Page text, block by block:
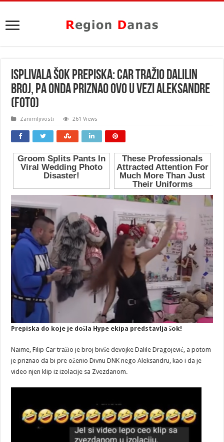
ISPLIVALA ŠOK PREPISKA: Car tražio Dalilin
broj, pa onda PRIZNAO OVO u vezi Aleksandre
(FOTO)
Zanimljivosti 261 Views
Prepiska do koje je došla Hype ekipa predstavlja šok!
Naime, Filip Car tražio je broj bivše devojke Dalile Dragojević, a potom
je priznao da bi pre oženio Divnu DNK nego Aleksandru, kao i da je
video njen klip iz izolacije sa Zvezdanom.